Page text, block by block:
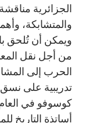
الجزائرية
والمتشابكة،
ويمكن أن تُلحق
من أجل نقل
الحرب إلى
تدريبية على
أساتذة التاريخ